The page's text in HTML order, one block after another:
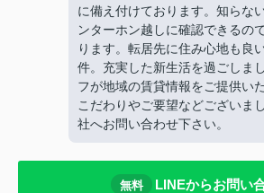
に備え付けております。知らな
ンターホン越しに確認できるの
ります。転居先に住み心地も良
件。充実した新生活を過ごしま
フが地域の賃貸情報をご提供い
こだわりやご要望などございま
社へお問い合わせ下さい。
無料 LINEからお問い